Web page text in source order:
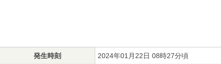
発生時刻 2024年01月22日 08時27分頃